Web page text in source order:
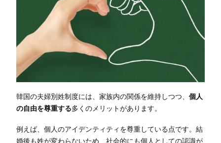
韓国の夫婦別姓制度には、家族内の関係を維持しつつ、 個人
の自由を尊重する多くのメリットがあります。
例えば、個人のアイデンティティを尊重している点です。結
婚後も姓が変わらないため、社会的にも個人としての認識が